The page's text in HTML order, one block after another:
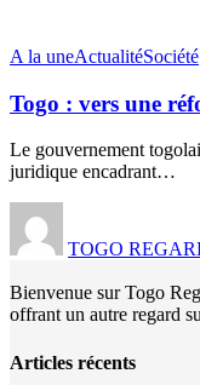
A la uneActualitéSociété
Togo : vers une
Le gouvernement
juridique encadrant…
TOGO
Bienvenue sur Togo
offrant un autre regard
Articles récents